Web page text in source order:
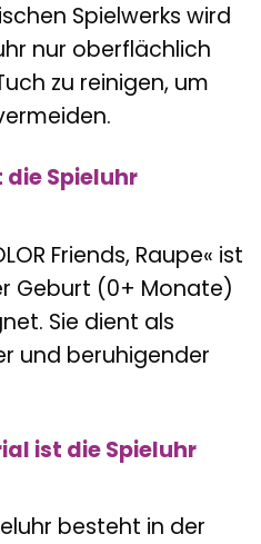
Spielwerks wird
nur oberflächlich
zu reinigen, um
die Spieluhr
Friends, Raupe« ist
Geburt (0+ Monate)
Sie dient als
und beruhigender
ist die Spieluhr
besteht in der